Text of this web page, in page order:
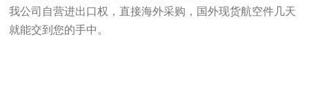
我公司自营进出口权，直接海外采购，国外现货航空件几天
就能交到您的手中。